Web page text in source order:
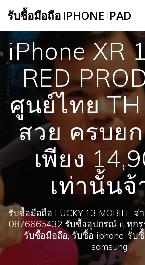
to
รับซื้อมือถือ IPHONE IPAD
iPhone XR
RED
ศูนย์ไทย
สวย ครบย
เพียง
เท่านั้นจ้
รับซื้อมือถือ LUCKY 13 MOBILE จ่
0876665432 รับซื้ออุปกรณ์ it ทุกรู
รับซื้อมือถือ, รับซื้อ iphone, รับ
samsung